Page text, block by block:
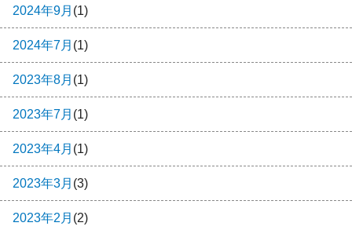
2024年9月 (1)
2024年7月 (1)
2023年8月 (1)
2023年7月 (1)
2023年4月 (1)
2023年3月 (3)
2023年2月 (2)